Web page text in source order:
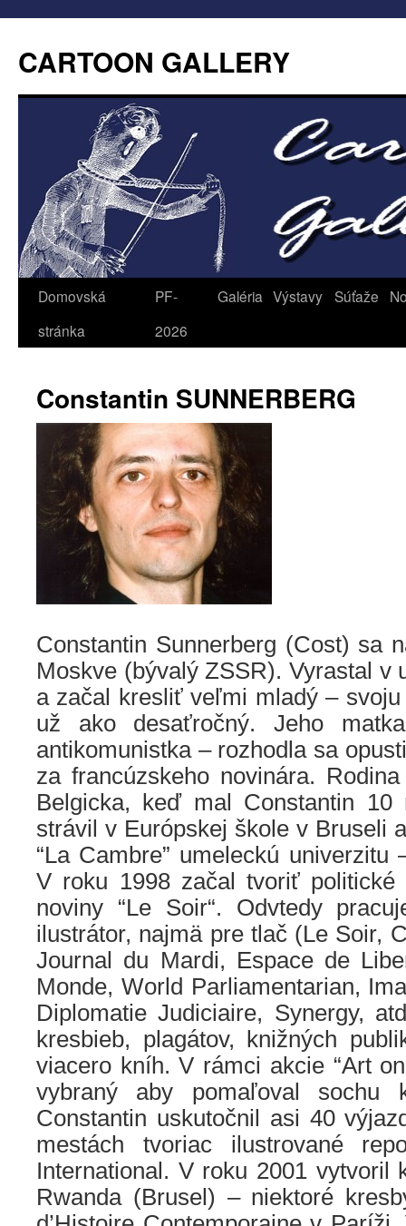
CARTOON GALLERY
Domovská
stránka
PF-
2026
Galéria Výstavy Súťaže
Constantin SUNNERBERG
Constantin Sunnerberg (Cost) sa
Moskve (bývalý ZSSR). Vyrastal v
a začal kresliť veľmi mladý –
už ako desaťročný. Jeho
antikomunistka – rozhodla sa
za francúzskeho novinára.
Belgicka, keď mal Constantin 10
strávil v Európskej škole v Bruseli
“La Cambre” umeleckú univerzitu
V roku 1998 začal tvoriť politické
noviny “Le Soir“. Odvtedy
ilustrátor, najmä pre tlač (Le Soir,
Journal du Mardi, Espace de
Monde, World Parliamentarian,
Diplomatie Judiciaire, Synergy,
kresbieb, plagátov, knižných
viacero kníh. V rámci akcie “Art
vybraný aby pomaľoval sochu
Constantin uskutočnil asi 40
mestách tvoriac ilustrované
International. V roku 2001 vytvoril
Rwanda (Brusel) – niektoré